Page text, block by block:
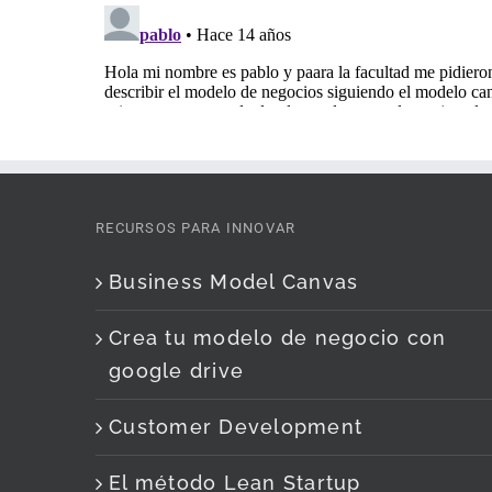
RECURSOS PARA INNOVAR
Business Model Canvas
Crea tu modelo de negocio con
google drive
Customer Development
El método Lean Startup